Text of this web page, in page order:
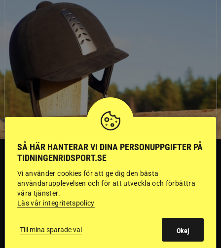
SVERIGE
Dyraste
ridhjälmarna blev
sämst i test
SÅ HÄR HANTERAR VI DINA PERSONUPPGIFTER PÅ
TIDNINGENRIDSPORT.SE
Vi använder cookies för att ge dig den bästa
användarupplevelsen och för att utveckla och förbättra
våra tjänster.
Läs vår integritetspolicy
Till mina sparade val Okej